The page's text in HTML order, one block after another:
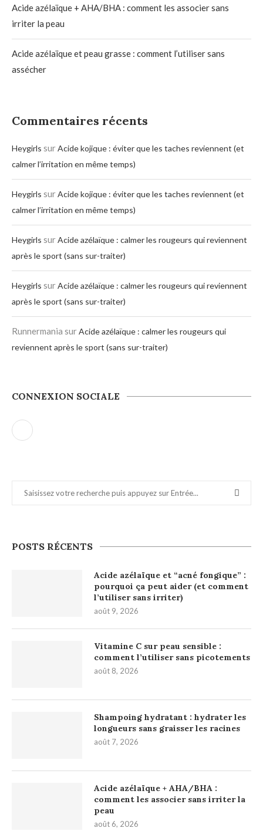
Acide azélaïque + AHA/BHA : comment les associer sans
irriter la peau
Acide azélaïque et peau grasse : comment l’utiliser sans
assécher
Commentaires récents
Heygirls surAcide kojique : éviter que les taches reviennent (et
calmer l’irritation en même temps)
Heygirls surAcide kojique : éviter que les taches reviennent (et
calmer l’irritation en même temps)
Heygirls surAcide azélaïque : calmer les rougeurs qui reviennent
après le sport (sans sur-traiter)
Heygirls surAcide azélaïque : calmer les rougeurs qui reviennent
après le sport (sans sur-traiter)
Runnermania surAcide azélaïque : calmer les rougeurs qui
reviennent après le sport (sans sur-traiter)
CONNEXION SOCIALE
POSTS RÉCENTS
Acide azélaïque et “acné fongique” :
pourquoi ça peut aider (et comment
l’utiliser sans irriter)
août 9, 2026
Vitamine C sur peau sensible :
comment l’utiliser sans picotements
août 8, 2026
Shampoing hydratant : hydrater les
longueurs sans graisser les racines
août 7, 2026
Acide azélaïque + AHA/BHA :
comment les associer sans irriter la
peau
août 6, 2026